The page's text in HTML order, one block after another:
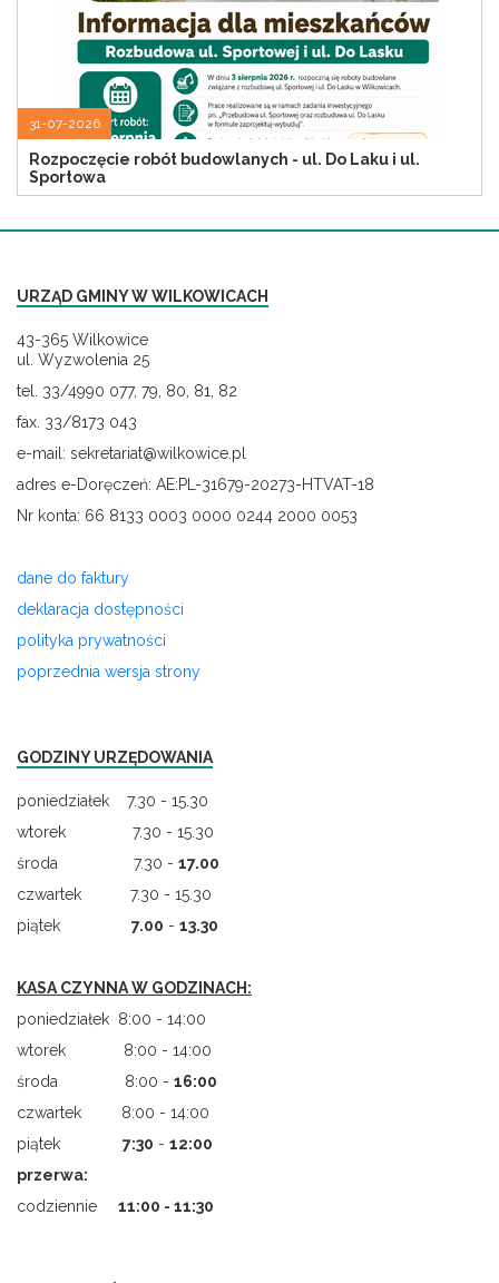
31-07-2026
Rozpoczęcie robót budowlanych - ul. Do Laku i ul.
Sportowa
URZĄD GMINY W WILKOWICACH
43-365 Wilkowice
ul. Wyzwolenia 25
tel. 33/4990 077, 79, 80, 81, 82
fax. 33/8173 043
e-mail: sekretariat@wilkowice.pl
adres e-Doręczeń: AE:PL-31679-20273-HTVAT-18
Nr konta: 66 8133 0003 0000 0244 2000 0053
dane do faktury
deklaracja dostępności
polityka prywatności
poprzednia wersja strony
GODZINY URZĘDOWANIA
poniedziałek 7.30 - 15.30
wtorek 7.30 - 15.30
środa 7.30 - 17.00
czwartek 7.30 - 15.30
piątek 7.00 - 13.30
KASA CZYNNA W GODZINACH:
poniedziałek 8:00 - 14:00
wtorek 8:00 - 14:00
środa 8:00 - 16:00
czwartek 8:00 - 14:00
piątek 7:30 - 12:00
przerwa:
codziennie
11:00 - 11:30